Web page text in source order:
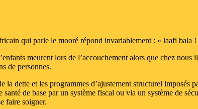
qui parle le mooré répond invariablement : « laafi bala
meurent lors de l’accouchement alors que chez
de personnes.
la dette et les programmes d’ajustement structurel
de base par un système fiscal ou via un système de
faire soigner.